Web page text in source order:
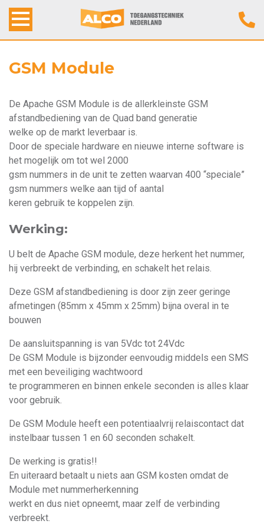
Producten
Werkwijze
Contact
GSM Module
De Apache GSM Module is de allerkleinste GSM
afstandbediening van de Quad band generatie
welke op de markt leverbaar is.
Door de speciale hardware en nieuwe interne software is
het mogelijk om tot wel 2000
gsm nummers in de unit te zetten waarvan 400 “speciale”
gsm nummers welke aan tijd of aantal
keren gebruik te koppelen zijn.
Werking:
U belt de Apache GSM module, deze herkent het nummer,
hij verbreekt de verbinding, en schakelt het relais.
Deze GSM afstandbediening is door zijn zeer geringe
afmetingen (85mm x 45mm x 25mm) bijna overal in te
bouwen
De aansluitspanning is van 5Vdc tot 24Vdc
De GSM Module is bijzonder eenvoudig middels een SMS
met een beveiliging wachtwoord
te programmeren en binnen enkele seconden is alles klaar
voor gebruik.
De GSM Module heeft een potentiaalvrij relaiscontact dat
instelbaar tussen 1 en 60 seconden schakelt.
De werking is gratis!!
En uiteraard betaalt u niets aan GSM kosten omdat de
Module met nummerherkenning
werkt en dus niet opneemt, maar zelf de verbinding
verbreekt.